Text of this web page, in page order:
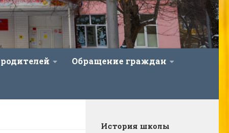
Обращение граждан
История школы